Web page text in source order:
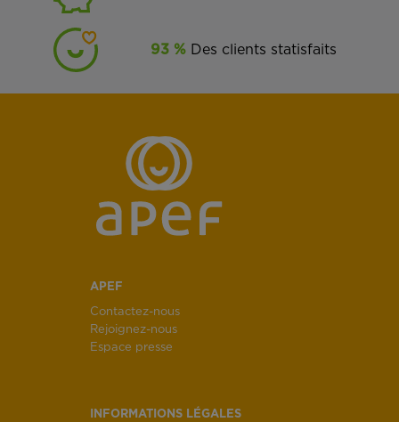
93 % Des clients statisfaits
APEF
Contactez-nous
Rejoignez-nous
Espace presse
INFORMATIONS LÉGALES